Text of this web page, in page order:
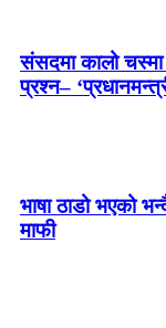
संसदमा कालो
प्रश्न–
भाषा ठाडो भएको
माफी